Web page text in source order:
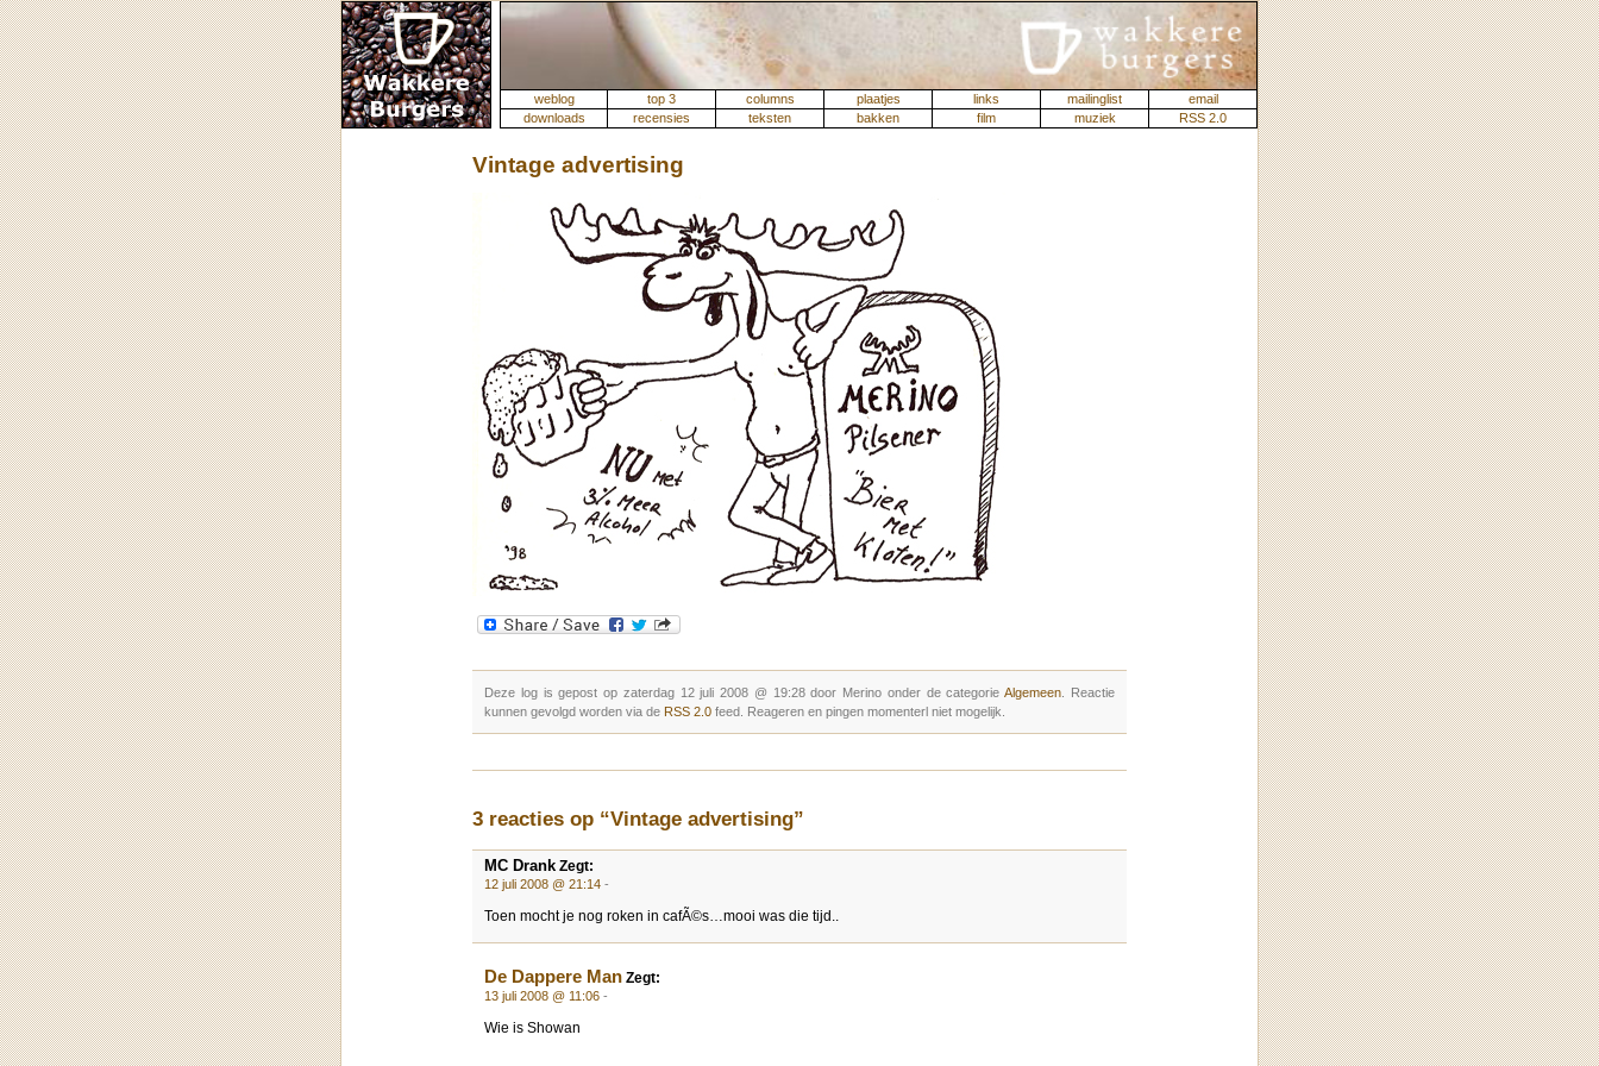
weblog top 3 columns plaatjes links mailinglist
email
downloads
recensies teksten bakken film muziek RSS 2.0
Vintage advertising
Deze log is gepost op zaterdag 12 juli 2008 @ 19:28 door Merino onder de categorieAlgemeen . Reactie
kunnen gevolgd worden via de RSS 2.0 feed. Reageren en pingen momenterl niet mogelijk.
3 reacties op “Vintage advertising”
MC Drank Zegt:
12 juli 2008 @ 21:14 -
Toen mocht je nog roken in cafÃ©s…mooi was die tijd..
De Dappere Man Zegt:
13 juli 2008 @ 11:06 -
Wie is Showan